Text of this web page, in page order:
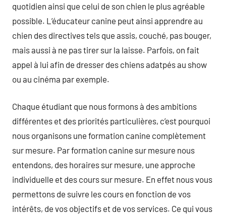
quotidien ainsi que celui de son chien le plus agréable
possible. L’éducateur canine peut ainsi apprendre au
chien des directives tels que assis, couché, pas bouger,
mais aussi à ne pas tirer sur la laisse. Parfois, on fait
appel à lui afin de dresser des chiens adatpés au show
ou au cinéma par exemple.
Chaque étudiant que nous formons à des ambitions
différentes et des priorités particulières, c’est pourquoi
nous organisons une formation canine complètement
sur mesure. Par formation canine sur mesure nous
entendons, des horaires sur mesure, une approche
individuelle et des cours sur mesure. En effet nous vous
permettons de suivre les cours en fonction de vos
intérêts, de vos objectifs et de vos services. Ce qui vous